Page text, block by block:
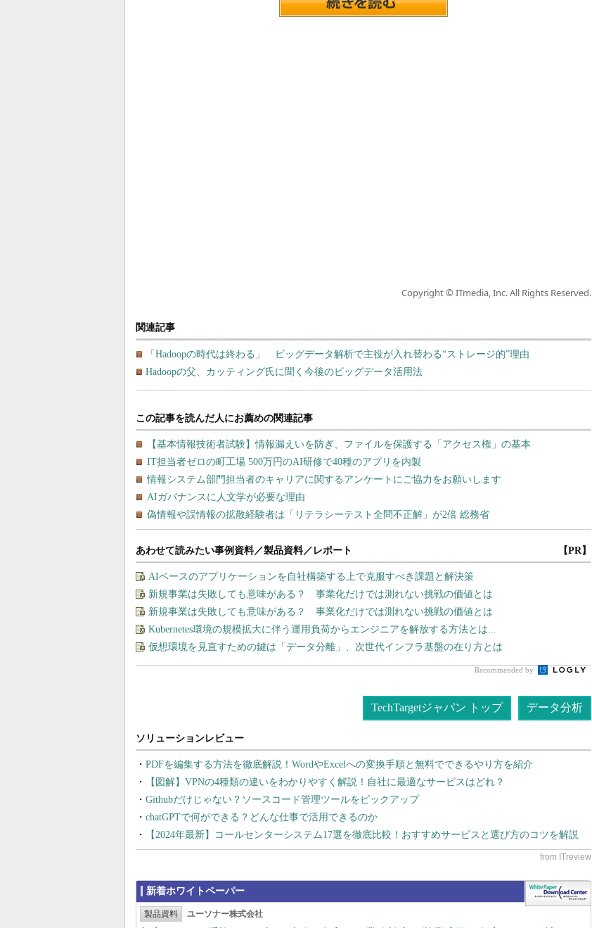
Copyright © ITmedia, Inc. All Rights Reserved.
関連記事
「Hadoopの時代は終わる」 ビッグデータ解析で主役が入れ替わる“ストレージ的”理由
Hadoopの父、カッティング氏に聞く今後のビッグデータ活用法
あわせて読みたい事例資料／製品資料／レポート 【PR】
AIベースのアプリケーションを自社構築する上で克服すべき課題と解決策
新規事業は失敗しても意味がある？ 事業化だけでは測れない挑戦の価値とは
新規事業は失敗しても意味がある？ 事業化だけでは測れない挑戦の価値とは
Kubernetes環境の規模拡大に伴う運用負荷からエンジニアを解放する方法とは...
仮想環境を見直すための鍵は「データ分離」、次世代インフラ基盤の在り方とは
Recommended by
TechTargetジャパン トップ データ分析
PDFを編集する方法を徹底解説！WordやExcelへの変換手順と無料でできるやり方を紹介
【図解】VPNの4種類の違いをわかりやすく解説！自社に最適なサービスはどれ？
Githubだけじゃない？ソースコード管理ツールをピックアップ
chatGPTで何ができる？どんな仕事で活用できるのか
【2024年最新】コールセンターシステム17選を徹底比較！おすすめサービスと選び方のコツを解説
新着ホワイトペーパー
製品資料 ユーソナー株式会社